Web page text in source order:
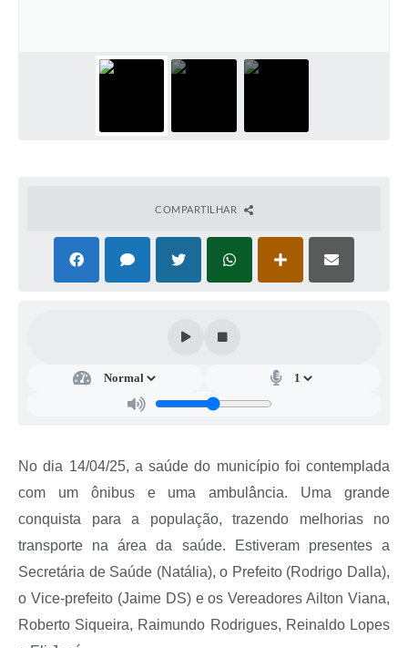
A Nossa Cidade
Notícias
Galeria de Vídeos
Projetos
Contas Públicas
Legislação
Links
Serviços Online
Telefones Úteis
COMPARTILHAR
No dia 14/04/25, a saúde do município foi contemplada
com um ônibus e uma ambulância. Uma grande
conquista para a população, trazendo melhorias no
transporte na área da saúde. Estiveram presentes a
Secretária de Saúde (Natália), o Prefeito (Rodrigo Dalla),
o Vice-prefeito (Jaime DS) e os Vereadores Ailton Viana,
Roberto Siqueira, Raimundo Rodrigues, Reinaldo Lopes